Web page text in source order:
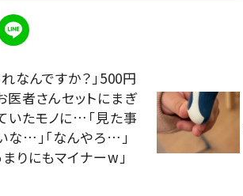
れなんですか？」500円
医者さんセットにまぎ
いたモノに…「見た事
な…」「なんやろ…」
まりにもマイナーw」